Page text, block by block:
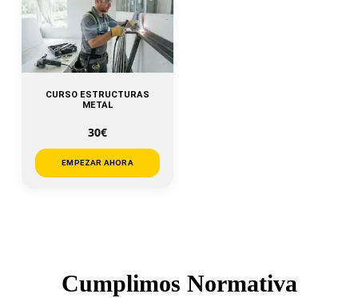
CURSO ESTRUCTURAS
METAL
30€
EMPEZAR AHORA
Cumplimos Normativa